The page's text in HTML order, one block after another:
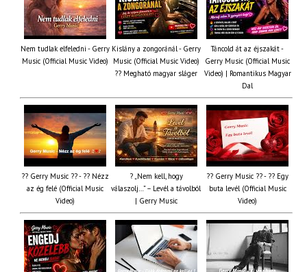
Nem tudlak elfeledni - Gerry
Music (Official Music Video)
Kislány a zongoránál - Gerry
Music (Official Music Video)
?? Megható magyar sláger
Táncold át az éjszakát -
Gerry Music (Official Music
Video) | Romantikus Magyar
Dal
?? Gerry Music ?? - ?? Nézz
az ég felé (Official Music
Video)
? „Nem kell, hogy
válaszolj…” – Levél a távolból
| Gerry Music
?? Gerry Music ?? - ?? Egy
buta levél (Official Music
Video)